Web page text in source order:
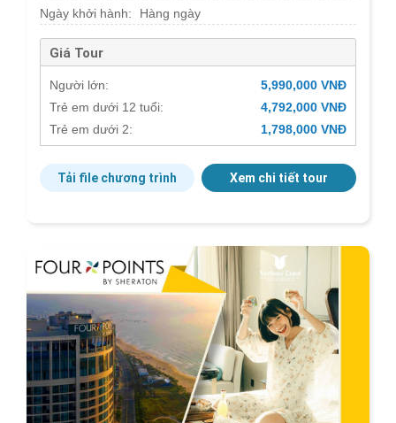
tàng Côn Đảo
, Trại tù Phú Sơn Phú Hải
Ngày khởi hành: Hàng ngày
Giá Tour
Người lớn:
5,990,000 VNĐ
Trẻ em dưới 12 tuổi:
4,792,000 VNĐ
Trẻ em dưới 2:
1,798,000 VNĐ
Tải file chương trình Xem chi tiết tour